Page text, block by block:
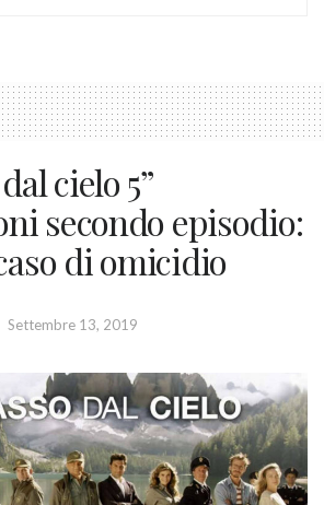
cielo 5”
secondo episodio:
di omicidio
Settembre 13, 2019